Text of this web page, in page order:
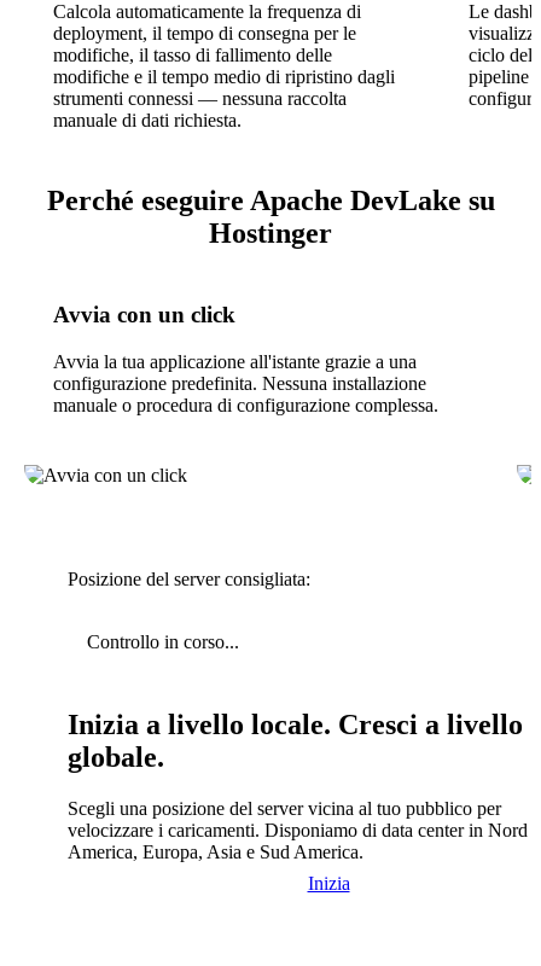
Calcola automaticamente la frequenza di
deployment, il tempo di consegna per le
modifiche, il tasso di fallimento delle
modifiche e il tempo medio di ripristino dagli
strumenti connessi — nessuna raccolta
manuale di dati richiesta.
Le
ciclo
pipeline
Perché eseguire Apache DevLake su
Hostinger
Avvia con un click
Avvia la tua applicazione all'istante grazie a una
configurazione predefinita. Nessuna installazione
manuale o procedura di configurazione complessa.
Posizione del server consigliata:
Controllo in corso...
Inizia a livello locale. Cresci a livello
globale.
Scegli una posizione del server vicina al tuo pubblico per
velocizzare i caricamenti. Disponiamo di data center in Nord
America, Europa, Asia e Sud America.
Inizia